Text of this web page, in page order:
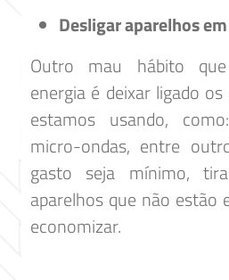
Desligar aparelhos
Outro mau hábito
energia é deixar ligado
estamos usando,
micro-ondas, entre
gasto seja mínimo,
aparelhos que não estão
economizar.